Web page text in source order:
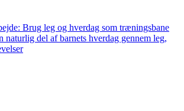
Brug leg og hverdag som træningsbane
naturlig del af barnets hverdag gennem leg,